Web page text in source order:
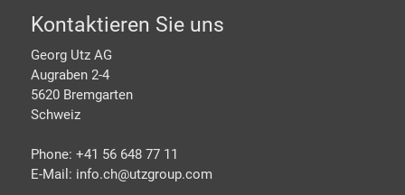
Footer
Kontaktieren Sie uns
Georg Utz AG
Augraben 2-4
5620 Bremgarten
Schweiz
Phone: +41 56 648 77 11
E-Mail: info.ch@utzgroup.com